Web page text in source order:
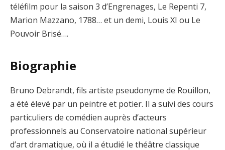
téléfilm pour la saison 3 d’Engrenages, Le Repenti 7,
Marion Mazzano, 1788… et un demi, Louis XI ou Le
Pouvoir Brisé….
Biographie
Bruno Debrandt, fils artiste pseudonyme de Rouillon,
a été élevé par un peintre et potier. Il a suivi des cours
particuliers de comédien auprès d’acteurs
professionnels au Conservatoire national supérieur
d’art dramatique, où il a étudié le théâtre classique